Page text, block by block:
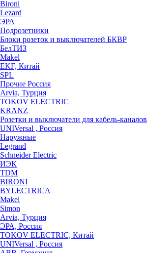
Bironi
Lezard
ЭРА
Подрозетники
Блоки розеток и выключателей БКВР
БелТИЗ
Makel
EKF, Китай
SPL
Прочие Россия
Arvia, Турция
TOKOV ELECTRIC
KRANZ
Розетки и выключатели для кабель-каналов
UNIVersal , Россия
Наружные
Legrand
Schneider Electric
ИЭК
TDM
BIRONI
BYLECTRICA
Makel
Simon
Arvia, Турция
ЭРА, Россия
TOKOV ELECTRIC, Китай
UNIVersal , Россия